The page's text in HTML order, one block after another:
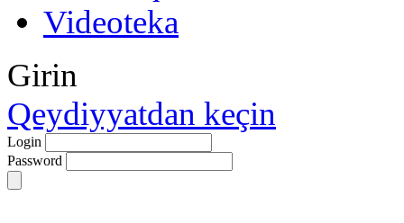
Videoteka
Girin
Qeydiyyatdan keçin
Login
Password